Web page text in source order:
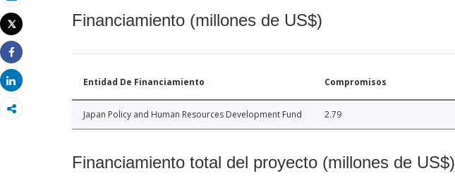
Correo electrónico
Imprimir
Tweet
Share
Share
Financiamiento (millones de US$)
Entidad De Financiamiento Compromisos
Japan Policy and Human Resources Development Fund 2.79
Financiamiento total del proyecto (millones de US$)